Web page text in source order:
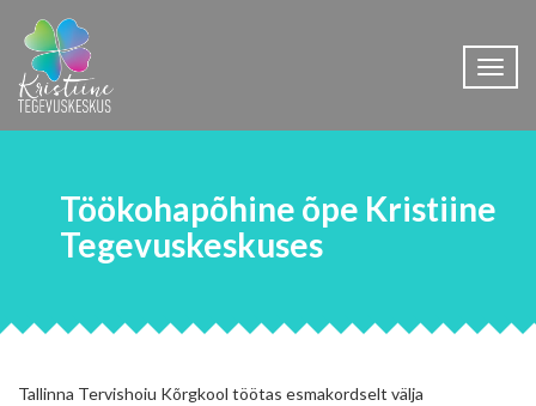
Töökohapõhine õpe Kristiine
Tegevuskeskuses
Tallinna Tervishoiu Kõrgkool töötas esmakordselt välja